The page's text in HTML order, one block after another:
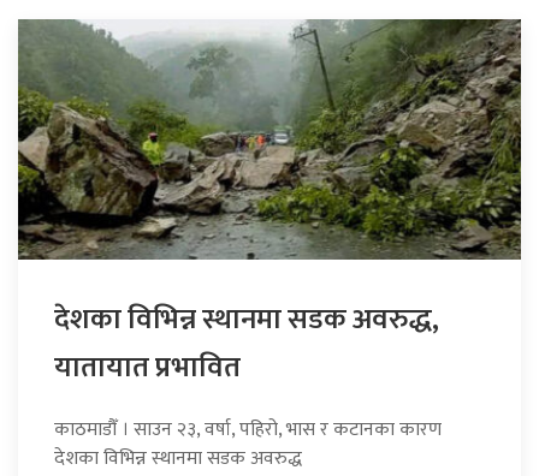
देशका विभिन्न स्थानमा सडक अवरुद्ध,
यातायात प्रभावित
काठमाडौँ । साउन २३, वर्षा, पहिरो, भास र कटानका कारण
देशका विभिन्न स्थानमा सडक अवरुद्ध